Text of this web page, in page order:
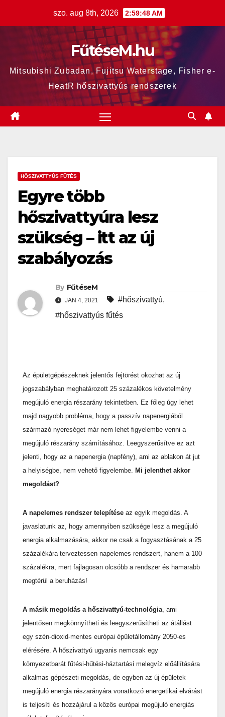
szo. aug 8th, 2026 2:59:49 AM
FűtéseM.hu
Mitsubishi Zubadan, Fujitsu Waterstage, Fisher e-
HeatR hőszivattyús rendszerek
HŐSZIVATTYÚS FŰTÉS
Egyre több
hőszivattyúra lesz
szükség – itt az új
szabályozás
By FűtéseM
JAN 4, 2021 #hőszivattyú,
#hőszivattyús fűtés
Az épületgépészeknek jelentős fejtörést okozhat az új
jogszabályban meghatározott 25 százalékos követelmény
megújuló energia részarány tekintetben. Ez főleg úgy lehet
majd nagyobb probléma, hogy a passzív napenergiából
származó nyereséget már nem lehet figyelembe venni a
megújuló részarány számításához. Leegyszerűsítve ez azt
jelenti, hogy az a napenergia (napfény), ami az ablakon át jut
a helyiségbe, nem vehető figyelembe. Mi jelenthet akkor
megoldást?
A napelemes rendszer telepítése az egyik megoldás. A
javaslatunk az, hogy amennyiben szüksége lesz a megújuló
energia alkalmazására, akkor ne csak a fogyasztásának a 25
százalékára terveztessen napelemes rendszert, hanem a 100
százalékra, mert fajlagosan olcsóbb a rendszer és hamarabb
megtérül a beruházás!
A másik megoldás a hőszivattyú-technológia, ami
jelentősen megkönnyítheti és leegyszerűsítheti az átállást
egy szén-dioxid-mentes európai épületállomány 2050-es
elérésére. A hőszivattyú ugyanis nemcsak egy
környezetbarát fűtési-hűtési-háztartási melegvíz előállítására
alkalmas gépészeti megoldás, de egyben az új épületek
megújuló energia részarányára vonatkozó energetikai elvárást
is teljesíti és hozzájárul a közös európai megújuló energiás